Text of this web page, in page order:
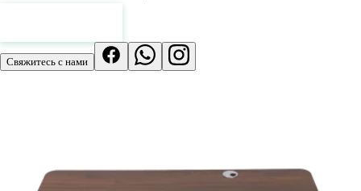
Свяжитесь с нами